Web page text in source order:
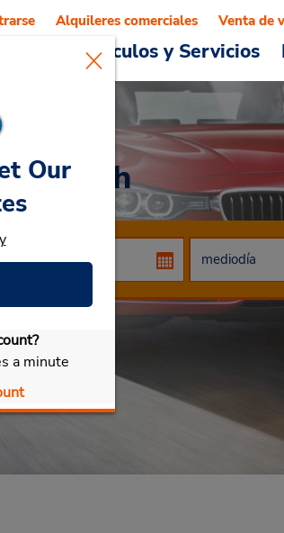
Vehículos y Servicios
Alquileres comerciales Venta de
Bosch
Our
a minute